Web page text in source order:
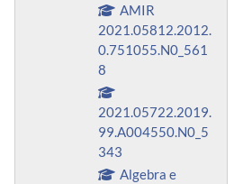
AMIR
2021.05812.2012.
0.751055.N0_561
8
2021.05722.2019.
99.A004550.N0_5
343
Algebra e